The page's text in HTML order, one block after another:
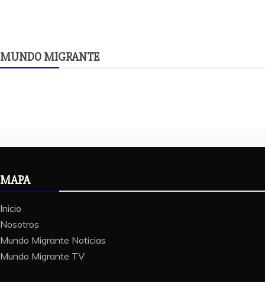
MUNDO MIGRANTE
MAPA
Inicio
Nosotros
Mundo Migrante Noticias
Mundo Migrante TV